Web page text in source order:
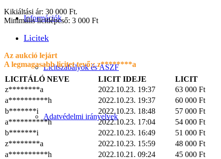
Információk
Licitszabályok és ÁSZF
Adatvédelmi irányelvek
Kikiáltási ár: 30 000 Ft.
Minimális licitlépcső: 3 000 Ft
Licitek
Az aukció lejárt
A legmagasabb licitet tevő::z********a
LICITÁLÓ NEVE
LICIT IDEJE
LICIT
z********a
2022.10.23. 19:37 63 000 Ft
a**********h
2022.10.23. 19:37 60 000 Ft
b*******i
2022.10.23. 18:48 57 000 Ft
a**********h
2022.10.23. 17:04 54 000 Ft
b*******i
2022.10.23. 16:49 51 000 Ft
z********a
2022.10.23. 15:59 48 000 Ft
a**********h
2022.10.21. 09:24 45 000 Ft